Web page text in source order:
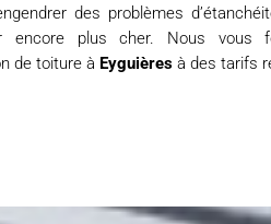
des problèmes
encore plus cher. Nous vous
de toiture à Eyguières à des tarifs